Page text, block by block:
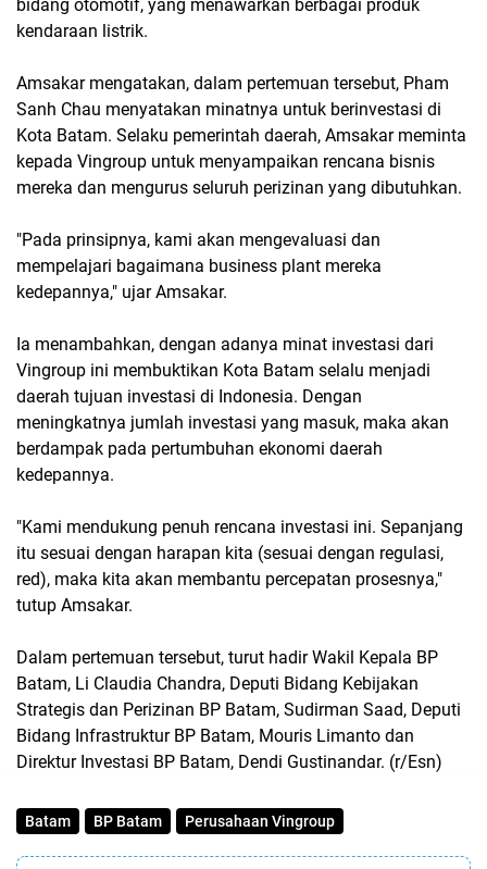
bidang otomotif, yang menawarkan berbagai produk
kendaraan listrik.
Amsakar mengatakan, dalam pertemuan tersebut, Pham
Sanh Chau menyatakan minatnya untuk berinvestasi di
Kota Batam. Selaku pemerintah daerah, Amsakar meminta
kepada Vingroup untuk menyampaikan rencana bisnis
mereka dan mengurus seluruh perizinan yang dibutuhkan.
"Pada prinsipnya, kami akan mengevaluasi dan
mempelajari bagaimana business plant mereka
kedepannya," ujar Amsakar.
Ia menambahkan, dengan adanya minat investasi dari
Vingroup ini membuktikan Kota Batam selalu menjadi
daerah tujuan investasi di Indonesia. Dengan
meningkatnya jumlah investasi yang masuk, maka akan
berdampak pada pertumbuhan ekonomi daerah
kedepannya.
"Kami mendukung penuh rencana investasi ini. Sepanjang
itu sesuai dengan harapan kita (sesuai dengan regulasi,
red), maka kita akan membantu percepatan prosesnya,"
tutup Amsakar.
Dalam pertemuan tersebut, turut hadir Wakil Kepala BP
Batam, Li Claudia Chandra, Deputi Bidang Kebijakan
Strategis dan Perizinan BP Batam, Sudirman Saad, Deputi
Bidang Infrastruktur BP Batam, Mouris Limanto dan
Direktur Investasi BP Batam, Dendi Gustinandar. (r/Esn)
Batam BP Batam Perusahaan Vingroup